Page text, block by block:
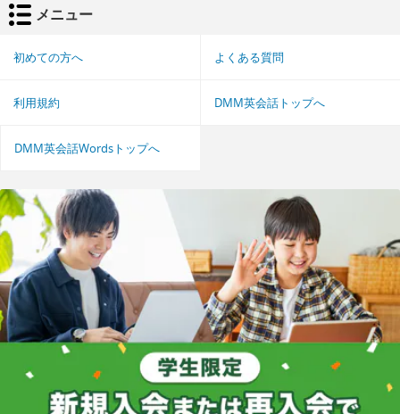
メニュー
初めての方へ よくある質問
利用規約 DMM英会話トップへ
DMM英会話Wordsトップへ